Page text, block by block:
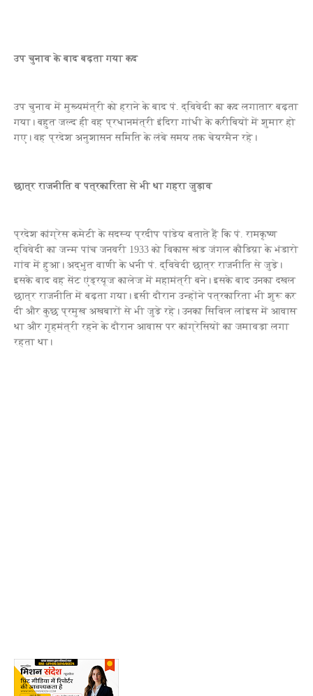
उप चुनाव के बाद बढ़ता गया कद
उप चुनाव में मुख्यमंत्री को हराने के बाद पं. द्विवेदी का कद लगातार बढ़ता
गया। बहुत जल्द ही वह प्रधानमंत्री इंदिरा गांधी के करीबियों में शुमार हो
गए। वह प्रदेश अनुशासन समिति के लंबे समय तक चेयरमैन रहे।
छात्र राजनीति व पत्रकारिता से भी था गहरा जुड़ाव
प्रदेश कांग्रेस कमेटी के सदस्य प्रदीप पांडेय बताते हैं कि पं. रामकृष्ण
द्विवेदी का जन्म पांच जनवरी 1933 को विकास खंड जंगल कौडिय़ा के भंडारो
गांव में हुआ। अद्भुत वाणी के धनी पं. द्विवेदी छात्र राजनीति से जुड़े।
इसके बाद वह सेंट एंड्रयूज कालेज में महामंत्री बने। इसके बाद उनका दखल
छात्र राजनीति में बढ़ता गया। इसी दौरान उन्होंने पत्रकारिता भी शुरू कर
दी और कुछ प्रमुख अखबारों से भी जुड़े रहे। उनका सिविल लांइस में आवास
था और गृहमंत्री रहने के दौरान आवास पर कांग्रेसियों का जमावड़ा लगा
रहता था।